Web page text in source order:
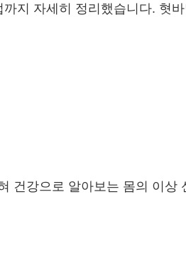
지 자세히 정리했습니다. 혓
건강으로 알아보는 몸의 이상